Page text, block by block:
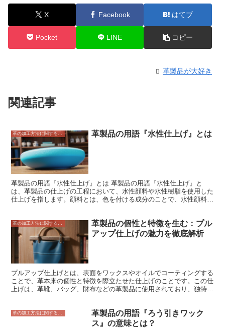
X Facebook はてブ
Pocket LINE コピー
革製品が大好き
関連記事
革製品の用語『水性仕上げ』とは
革製品の用語『水性仕上げ』とは 革製品の用語『水性仕上げ』と
は、革製品の仕上げの工程において、水性顔料や水性樹脂を使用した
仕上げを指します。顔料とは、色を付ける成分のことで、水性顔料は
性仕上げとは何か 革製品の仕上げには、水性仕上げの他に、油性仕
上げやラッカー仕上げなどがあります。油性仕上げは、油性顔料や油
性樹脂を使用した仕上げで、ラッカー仕上げは、ラッカーを塗布して
仕上げたものです。 水性仕上げは、油性仕上げやラッカー仕上げに
比べて、革の風合いを損ないにくく、耐久性も高いのが特徴です。ま
た、水性顔料や水性樹脂は環境に優しい素材であるため、環境への負
荷を軽減することができます。
革製品の個性と特徴を生む：プル
アップ仕上げの魅力を徹底解析
プルアップ仕上げとは、表面をワックスやオイルでコーティングする
ことで、革本来の個性と特徴を際立たせた仕上げのことです。この仕
上げは、革靴、バッグ、財布などの革製品に使用されており、独特の
て革本来の個性を際立たせます。また、革の表面にワックスやオイル
が染み込むことで、革製品に防水性や耐久性を持たせる効果もありま
革製品の用語『ろう引きワック
ス』の意味とは？